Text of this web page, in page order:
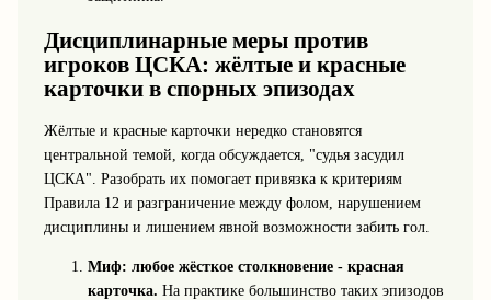
Дисциплинарные меры против
игроков ЦСКА: жёлтые и красные
карточки в спорных эпизодах
Жёлтые и красные карточки нередко становятся
центральной темой, когда обсуждается, "судья засудил
ЦСКА". Разобрать их помогает привязка к критериям
Правила 12 и разграничение между фолом, нарушением
дисциплины и лишением явной возможности забить гол.
Миф: любое жёсткое столкновение - красная
карточка. На практике большинство таких эпизодов